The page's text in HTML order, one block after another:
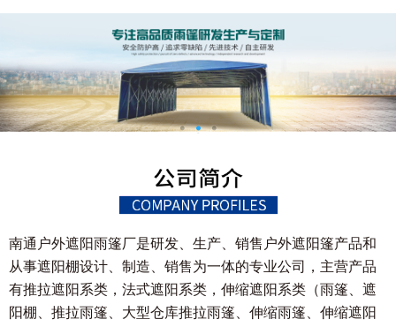
南通户外遮阳雨篷厂是研发、生产、销售户外遮阳篷产品和
从事遮阳棚设计、制造、销售为一体的专业公司，主营产品
有推拉遮阳系类，法式遮阳系类，伸缩遮阳系类（雨篷、遮
阳棚、推拉雨篷、大型仓库推拉雨篷、伸缩雨篷、伸缩遮阳